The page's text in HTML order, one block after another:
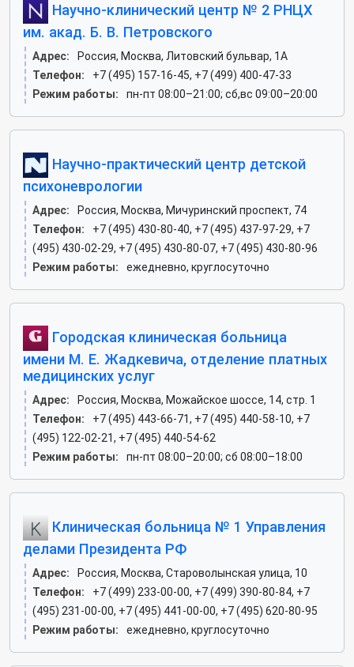
Научно-клинический центр № 2 РНЦХ
им. акад. Б. В. Петровского
Адрес:
Россия, Москва, Литовский бульвар, 1А
Телефон:
+7 (495) 157-16-45, +7 (499) 400-47-33
Режим работы:
пн-пт 08:00–21:00; сб,вс 09:00–20:00
Научно-практический центр детской
психоневрологии
Адрес:
Россия, Москва, Мичуринский проспект, 74
Телефон:
+7 (495) 430-80-40, +7 (495) 437-97-29, +7
(495) 430-02-29, +7 (495) 430-80-07, +7 (495) 430-80-96
Режим работы:
ежедневно, круглосуточно
Городская клиническая больница
имени М. Е. Жадкевича, отделение платных
медицинских услуг
Адрес:
Россия, Москва, Можайское шоссе, 14, стр. 1
Телефон:
+7 (495) 443-66-71, +7 (495) 440-58-10, +7
(495) 122-02-21, +7 (495) 440-54-62
Режим работы:
пн-пт 08:00–20:00; сб 08:00–18:00
Клиническая больница № 1 Управления
делами Президента РФ
Адрес:
Россия, Москва, Староволынская улица, 10
Телефон:
+7 (499) 233-00-00, +7 (499) 390-80-84, +7
(495) 231-00-00, +7 (495) 441-00-00, +7 (495) 620-80-95
Режим работы:
ежедневно, круглосуточно